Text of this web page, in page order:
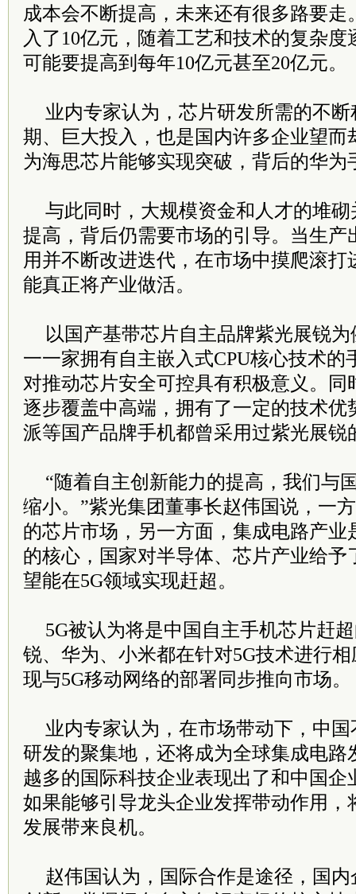
成本会不断提高，未来还有很多路要走
入了10亿元，随着工艺和技术的复杂
可能要提高到每年10亿元甚至20亿元。
业内专家认为，芯片研发所需的不
期、巨大投入，也是国内许多企业望而
为海思芯片能够实现突破，背后的华为
与此同时，大规模资金和人才的堆
提高，背后仍需要市场的引导。当生产
用并不断改进迭代，在市场中摸爬滚打
能真正将产业做活。
以国产基带芯片自主品牌紫光展锐
一一家拥有自主嵌入式CPU核心技术的
对推动芯片安全可控具有积极意义。同
逐步覆盖中高端，拥有了一定的技术优
派等国产品牌手机都曾采用过紫光展锐
“随着自主创新能力的提高，我们与
缩小。”紫光集团董事长赵伟国说，一
的芯片市场，另一方面，集成电路产业
的核心，国家对半导体、芯片产业给予
望能在5G领域实现赶超。
5G被认为将是中国自主手机芯片赶
锐、华为、小米都在针对5G技术进行
现与5G移动网络的部署同步推向市场。
业内专家认为，在市场带动下，中
研发的聚集地，还将成为全球集成电路
越多的国际科技企业表现出了和中国企
如果能够引导龙头企业发挥带动作用，
发展带来良机。
赵伟国认为，国际合作是途径，国